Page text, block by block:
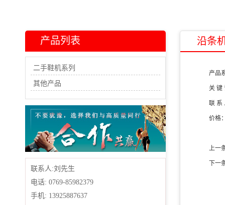
产品列表
二手鞋机系列
其他产品
联系人:刘先生
电话: 0769-85982379
手机: 13925887637
沿条
产品
关 键
联 系
价格
上一
下一